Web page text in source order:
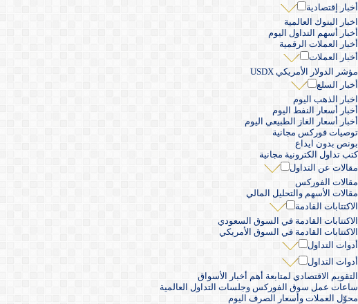
أخبار إقتصادية
اخبار البنوك العالمية
أخبار أسهم التداول اليوم
أخبار العملات الرقمية
أخبار العملات
مؤشر الدولار الأمريكي USDX
أخبار السلع
اخبار الذهب اليوم
أخبار أسعار النفط اليوم
أخبار أسعار الغاز الطبيعي اليوم
توصيات فوركس مجانية
بونص بدون ايداع
كتب تداول الكترونية مجانية
مقالات عن التداول
مقالات الفوركس
مقالات الأسهم والتحليل المالي
الاكتتابات القادمة
الاكتتابات القادمة في السوق السعودي
الاكتتابات القادمة في السوق الأمريكي
أدوات التداول
أدوات التداول
التقويم الاقتصادي لمتابعة أهم أخبار الأسواق
ساعات عمل سوق الفوركس وجلسات التداول العالمية
محوّل العملات وأسعار الصرف اليوم